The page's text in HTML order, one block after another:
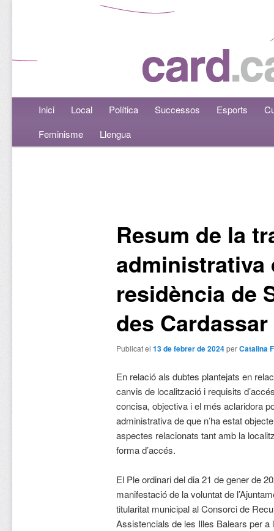
Menú principalAneu al contingut principal
Aneu al contingut secundari
Inici Local Política Successos Esports
Feminisme
Llengua
Resum de la
administrativa
residència de
des Cardassar
Publicat el 13 de febrer de 2024perCatalina
En relació als dubtes plantejats en
canvis de localització i requisits
concisa, objectiva i el més aclaridora
administrativa de que n’ha estat
aspectes relacionats tant amb la
forma d’accés.
El Ple ordinari del dia 21 de gener de
manifestació de la voluntat de
titularitat municipal al Consorci de
Assistencials de les Illes Balears per a